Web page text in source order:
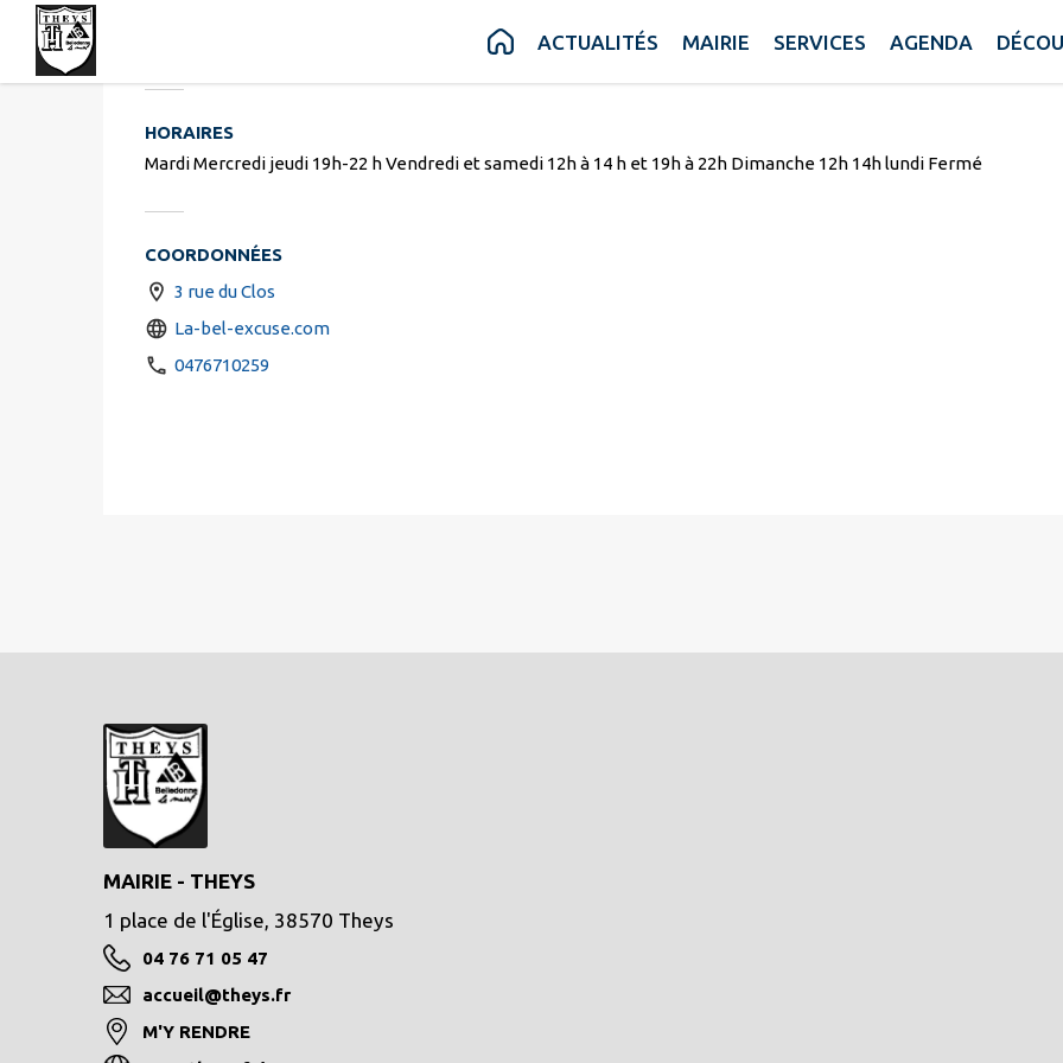
Contenu ACTUALITÉS MAIRIE SERVICES AGENDA
La Bel'excuse
HORAIRES
Mardi Mercredi jeudi 19h-22 h Vendredi et samedi 12h à 14 h et 19h à 22h Dimanche 12h 14h lundi Fermé
COORDONNÉES
3 rue du Clos
La-bel-excuse.com
0476710259
MAIRIE - THEYS
1 place de l'Église, 38570 Theys
04 76 71 05 47
accueil@theys.fr
M'Y RENDRE